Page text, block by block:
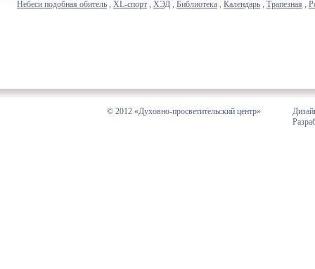
Небеси подобная обитель , XL-спорт , ХЭД , Библиотека , Календарь , Трапезная ,
© 2012 «Духовно-просветительский центр»